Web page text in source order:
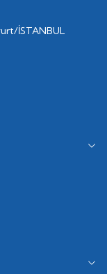
İSTANBUL